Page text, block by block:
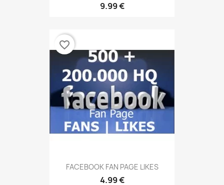
9.99 €
FACEBOOK FAN PAGE LIKES
4.99 €
favorite_border